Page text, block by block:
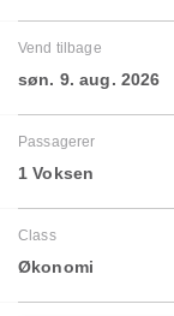
Vend tilbage
søn. 9. aug. 2026
Passagerer
1 Voksen
Class
Økonomi